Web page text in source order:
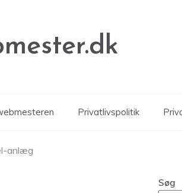
Privatlivspolitik
anlæg
Søg